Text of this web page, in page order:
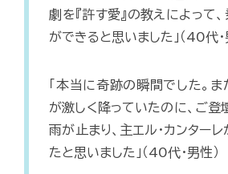
劇を『許す愛』の教えによって
ができると思いました」（40代・
「本当に奇跡の瞬間でした。
が激しく降っていたのに、ご登
雨が止まり、主エル・カンター
たと思いました」（40代・男性）